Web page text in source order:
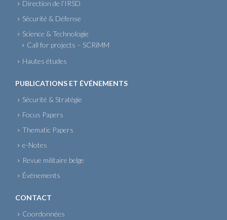
Direction de l’IRSD
Sécurité & Défense
Science & Technologie
Call for projects – SCRiMM
Hautes études
PUBLICATIONS ET ÉVÉNEMENTS
Sécurité & Stratégie
Focus Papers
Thematic Papers
e-Notes
Revue militaire belge
Événements
CONTACT
Coordonnées